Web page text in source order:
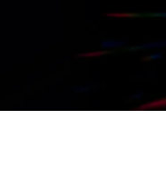
靈動曲線
ALL 結婚戒指 日本系列
時尚項鍊
ALL 珠寶鑽飾
冰雪奇緣系列
黃金耳環
ALL 黃金